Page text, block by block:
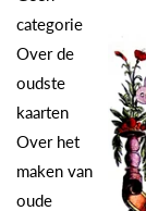
categorie
Over de
oudste
kaarten
Over het
maken van
oude